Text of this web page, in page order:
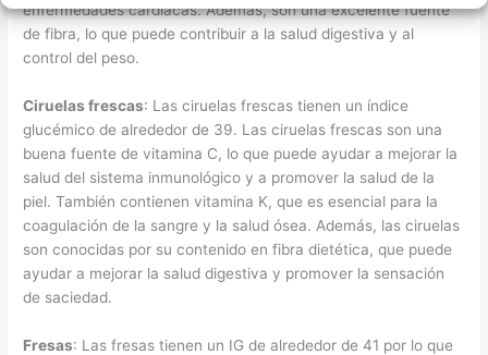
enfermedades cardíacas. Además, son una excelente fuente
de fibra, lo que puede contribuir a la salud digestiva y al
control del peso.
Ciruelas frescas: Las ciruelas frescas tienen un índice
glucémico de alrededor de 39. Las ciruelas frescas son una
buena fuente de vitamina C, lo que puede ayudar a mejorar la
salud del sistema inmunológico y a promover la salud de la
piel. También contienen vitamina K, que es esencial para la
coagulación de la sangre y la salud ósea. Además, las ciruelas
son conocidas por su contenido en fibra dietética, que puede
ayudar a mejorar la salud digestiva y promover la sensación
de saciedad.
Fresas: Las fresas tienen un IG de alrededor de 41 por lo que